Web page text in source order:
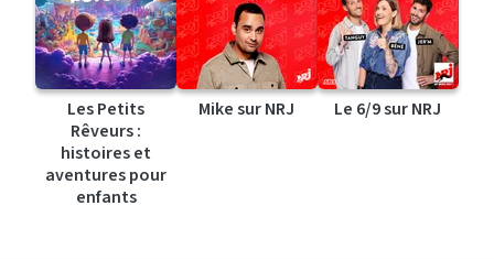
Les Petits
Rêveurs :
histoires et
aventures pour
enfants
Mike sur NRJ Le 6/9 sur NRJ